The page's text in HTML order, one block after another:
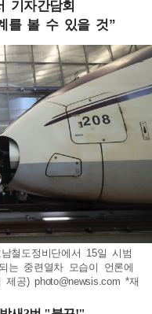
기자간담회
를 볼 수 있을 것”
철도정비단에서 15일 시범
는 중련열차 모습이 언론에
제공)photo@newsis.com *재